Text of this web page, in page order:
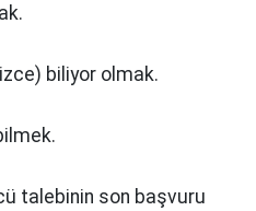
biliyor olmak.
talebinin son başvuru